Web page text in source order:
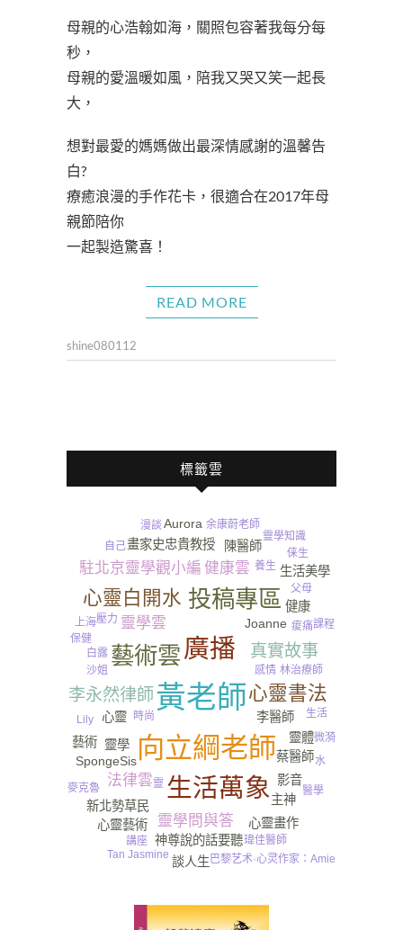
母親的心浩翰如海，關照包容著我每分每
秒，
母親的愛溫暖如風，陪我又哭又笑一起長
大，
想對最愛的媽媽做出最深情感謝的溫馨告
白?
療癒浪漫的手作花卡，很適合在2017年母
親節陪你
一起製造驚喜！
READ MORE
shine080112
標籤雲
黃老師
向立綱老師
廣播
生活萬象
投稿專區
藝術雲
心靈白開水
心靈書法
李永然律師
真實故事
健康雲
靈學問與答
駐北京靈學觀小編
靈學雲
法律雲
心靈
李醫師
靈體
畫家史忠貴教授
Joanne
新北勢草民
神尊說的話要聽
靈學
蔡醫師
心靈畫作
SpongeSis
主神
影音
談人生
生活美學
Aurora
健康
陳醫師
藝術
心靈藝術
林治療師
養生
Tan Jasmine
保健
上海
Lily
白露
沙姐
余康蔚老師
醫學
瑋佳醫師
講座
巴黎艺术·心灵作家：Amie
生活
麥克魯
父母
課程
靈學知識
微漪
時尚
漫談
俫生
靈
痠痛
自己
壓力
感情
水